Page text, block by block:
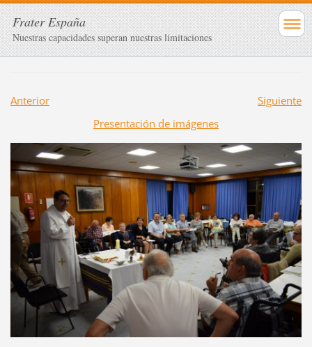
Frater España
Nuestras capacidades superan nuestras limitaciones
Anterior
Siguiente
Presentación de imágenes